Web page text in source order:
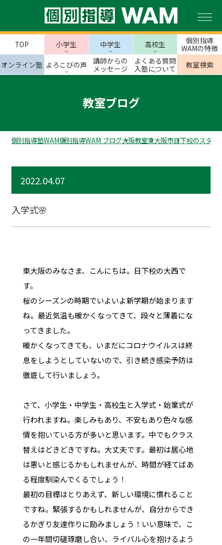
TOP 小学生 中学生 高校生
個別指導
WAMの特徴
オンライン塾 よろこびの声
講師からの
メッセージ
よくある質問
入塾について
教室検索
教室ブログ
個別指導塾WAM個別指導WAM ブログ大阪教室東大阪市日下校のスタッ
2022.04.07
入学式🌸
東大阪のみなさま、こんにちは。日下校の大西で
す。
桜のシーズンの時期でいよいよ新学期が始まります
ね。最近気温も暖かくなってきて、段々と薄着にな
ってきました。
暖かくなってきても、いまだにコロナウイルスは終
息をしようとしていないので、引き続き感染予防は
徹底して行いましょう。
さて、小学生・中学生・高校生と入学式・始業式が
行われますね。楽しみもあり、不安もあり色々な感
情を抱いている方が多いと思います。中でもクラス
替えはどきどきですね。大丈夫です。最初は居心地
は悪いと感じるかもしれませんが、時間が経てばあ
る程度馴染んでくるでしょう！
最初の目標はとりあえず、新しい環境に慣れること
ですね。緊張するかもしれませんが、自分からでき
るかぎり友達作りに励みましょう！いい意味で、こ
の一年間切磋琢磨し合い、ライバル心を抱けるよう